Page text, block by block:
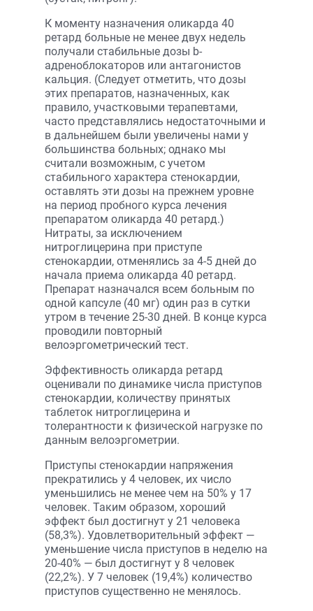
К моменту назначения оликарда 40
ретард больные не менее двух недель
получали стабильные дозы b-
адреноблокаторов или антагонистов
кальция. (Следует отметить, что дозы
этих препаратов, назначенных, как
правило, участковыми терапевтами,
часто представлялись недостаточными и
в дальнейшем были увеличены нами у
большинства больных; однако мы
считали возможным, с учетом
стабильного характера стенокардии,
оставлять эти дозы на прежнем уровне
на период пробного курса лечения
препаратом оликарда 40 ретард.)
Нитраты, за исключением
нитроглицерина при приступе
стенокардии, отменялись за 4-5 дней до
начала приема оликарда 40 ретард.
Препарат назначался всем больным по
одной капсуле (40 мг) один раз в сутки
утром в течение 25-30 дней. В конце курса
проводили повторный
велоэргометрический тест.
Эффективность оликарда ретард
оценивали по динамике числа приступов
стенокардии, количеству принятых
таблеток нитроглицерина и
толерантности к физической нагрузке по
данным велоэргометрии.
Приступы стенокардии напряжения
прекратились у 4 человек, их число
уменьшились не менее чем на 50% у 17
человек. Таким образом, хороший
эффект был достигнут у 21 человека
(58,3%). Удовлетворительный эффект —
уменьшение числа приступов в неделю на
20-40% — был достигнут у 8 человек
(22,2%). У 7 человек (19,4%) количество
приступов существенно не менялось.